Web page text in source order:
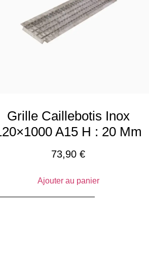
Grille Caillebotis Inox
A15 H : 20 Mm
73,90€
Ajouter au panier